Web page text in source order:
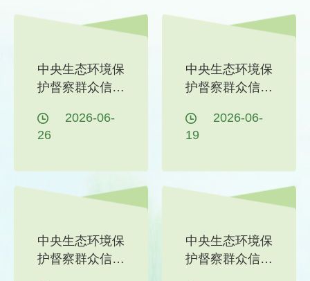
中央生态环境保
护督察群众信访
边改公开情况
（第三十三批）
2026-06-
26
中央生态环境保
护督察群众信访
边改公开情况
（第三十二批）
2026-06-
19
中央生态环境保
护督察群众信访
中央生态环境保
护督察群众信访